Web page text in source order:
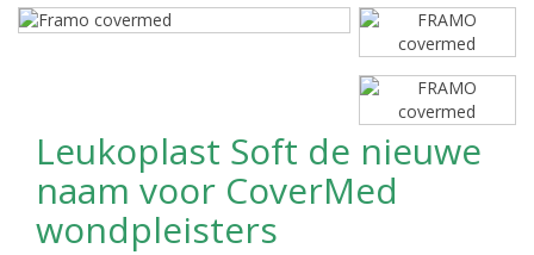
Leukoplast Soft de nieuwe
naam voor CoverMed
wondpleisters